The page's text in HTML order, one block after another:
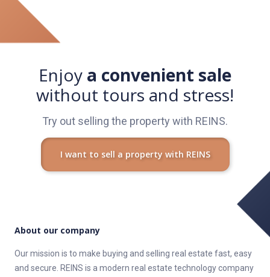
Enjoy a convenient sale
without tours and stress!
Try out selling the property with REINS.
I want to sell a property with REINS
About our company
Our mission is to make buying and selling real estate fast, easy
and secure. REINS is a modern real estate technology company